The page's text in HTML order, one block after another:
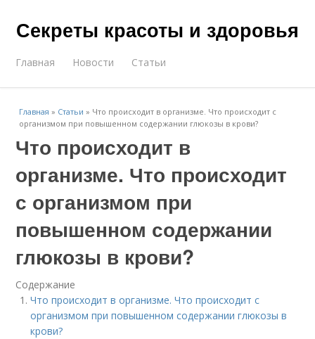
Секреты красоты и здоровья
Главная Новости Статьи
Главная » Статьи » Что происходит в организме. Что происходит с
организмом при повышенном содержании глюкозы в крови?
Что происходит в
организме. Что происходит
с организмом при
повышенном содержании
глюкозы в крови?
Содержание
Что происходит в организме. Что происходит с
организмом при повышенном содержании глюкозы в
крови?